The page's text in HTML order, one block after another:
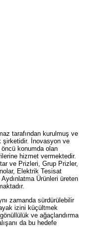
tarafından kurulmuş ve
şirketidir. İnovasyon ve
öncü konumda olan
hizmet vermektedir.
ve Prizleri, Grup Prizler,
Elektrik Tesisat
Ürünleri üreten
zamanda sürdürülebilir
izini küçültmek
ve ağaçlandırma
da bu hedefe